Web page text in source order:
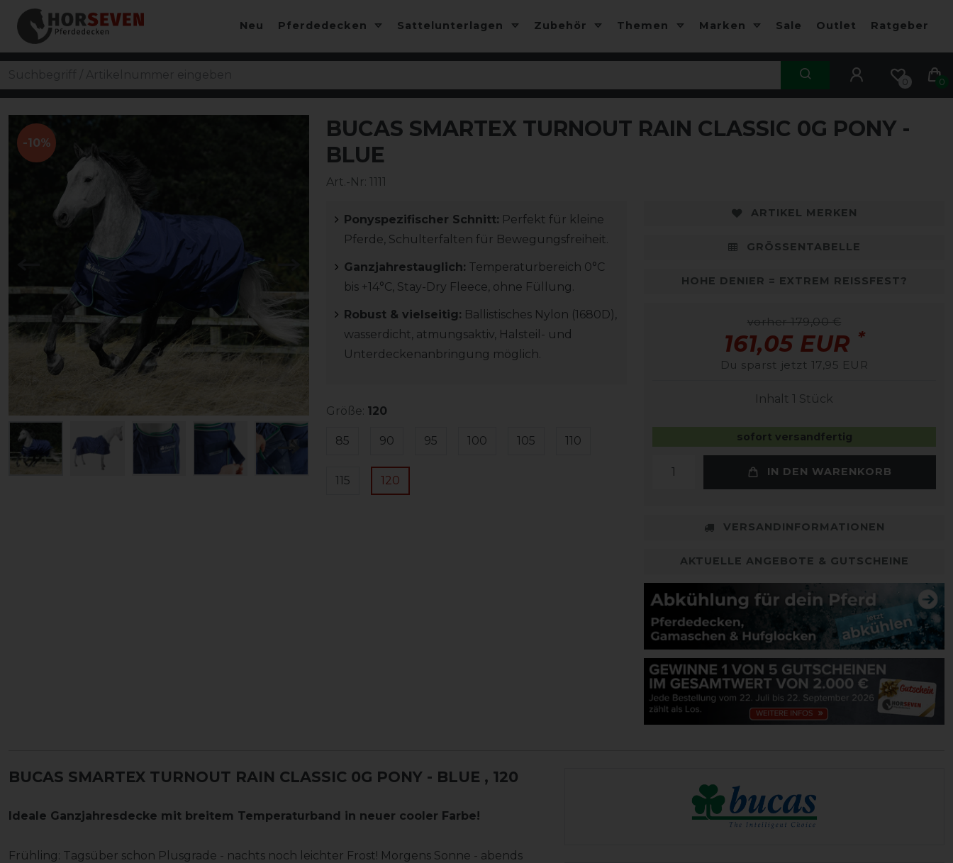
Neu Pferdedecken Sattelunterlagen Zubehör Themen Marken Sale Outlet Ratgeber
0 0
-10%
BUCAS SMARTEX TURNOUT RAIN CLASSIC 0G PONY -
BLUE
Art.-Nr: 1111
Ponyspezifischer Schnitt: Perfekt für kleine
Pferde, Schulterfalten für Bewegungsfreiheit.
Ganzjahrestauglich: Temperaturbereich 0°C
bis +14°C, Stay-Dry Fleece, ohne Füllung.
Robust & vielseitig: Ballistisches Nylon (1680D),
wasserdicht, atmungsaktiv, Halsteil- und
Unterdeckenanbringung möglich.
Größe: 120
85 90 95 100 105 110
115 120
ARTIKEL MERKEN
GRÖSSENTABELLE
HOHE DENIER = EXTREM REISSFEST?
vorher 179,00 €
161,05 EUR *
Du sparst jetzt 17,95 EUR
Inhalt 1 Stück
sofort versandfertig
IN DEN WARENKORB
VERSANDINFORMATIONEN
AKTUELLE ANGEBOTE & GUTSCHEINE
BUCAS SMARTEX TURNOUT RAIN CLASSIC 0G PONY - BLUE , 120
Ideale Ganzjahresdecke mit breitem Temperaturband in neuer cooler Farbe!
Frühling: Tagsüber schon Plusgrade - nachts noch leichter Frost! Morgens Sonne - abends